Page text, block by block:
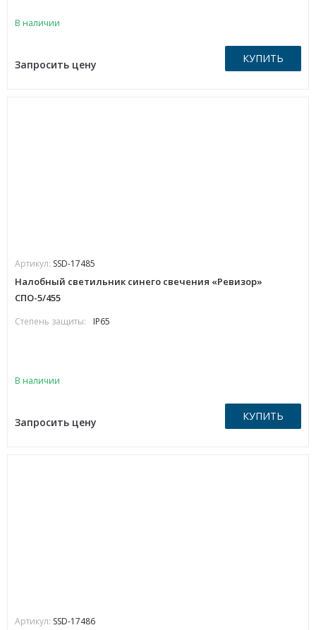
В наличии
Запросить цену КУПИТЬ
Артикул: SSD-17485
Налобный светильник синего свечения «Ревизор»
СПО-5/455
Степень защиты: IP65
В наличии
Запросить цену КУПИТЬ
Артикул: SSD-17486